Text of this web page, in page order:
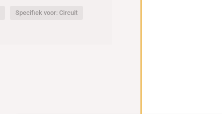
Specifiek voor: Circuit